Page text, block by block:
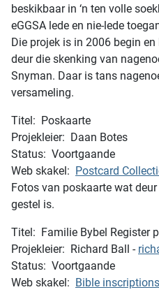
beskikbaar in ‘n ten volle
eGGSA lede en nie-lede
Die projek is in 2006 begin
deur die skenking van
Snyman. Daar is tans
versameling.
Titel: Poskaarte
Projekleier: Daan Botes
Status: Voortgaande
Web skakel: Postcard
Fotos van poskaarte wat
gestel is.
Titel: Familie Bybel Register
Projekleier: Richard Ball -
Status: Voortgaande
Web skakel: Bible inscriptions